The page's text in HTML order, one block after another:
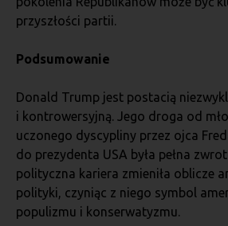
przyszłości partii.
Podsumowanie
Donald Trump jest postacią
i kontrowersyjną. Jego droga od
uczonego dyscypliny przez ojca
do prezydenta USA była pełna
polityczna kariera zmieniła oblicze
polityki, czyniąc z niego symbol
populizmu i konserwatyzmu.